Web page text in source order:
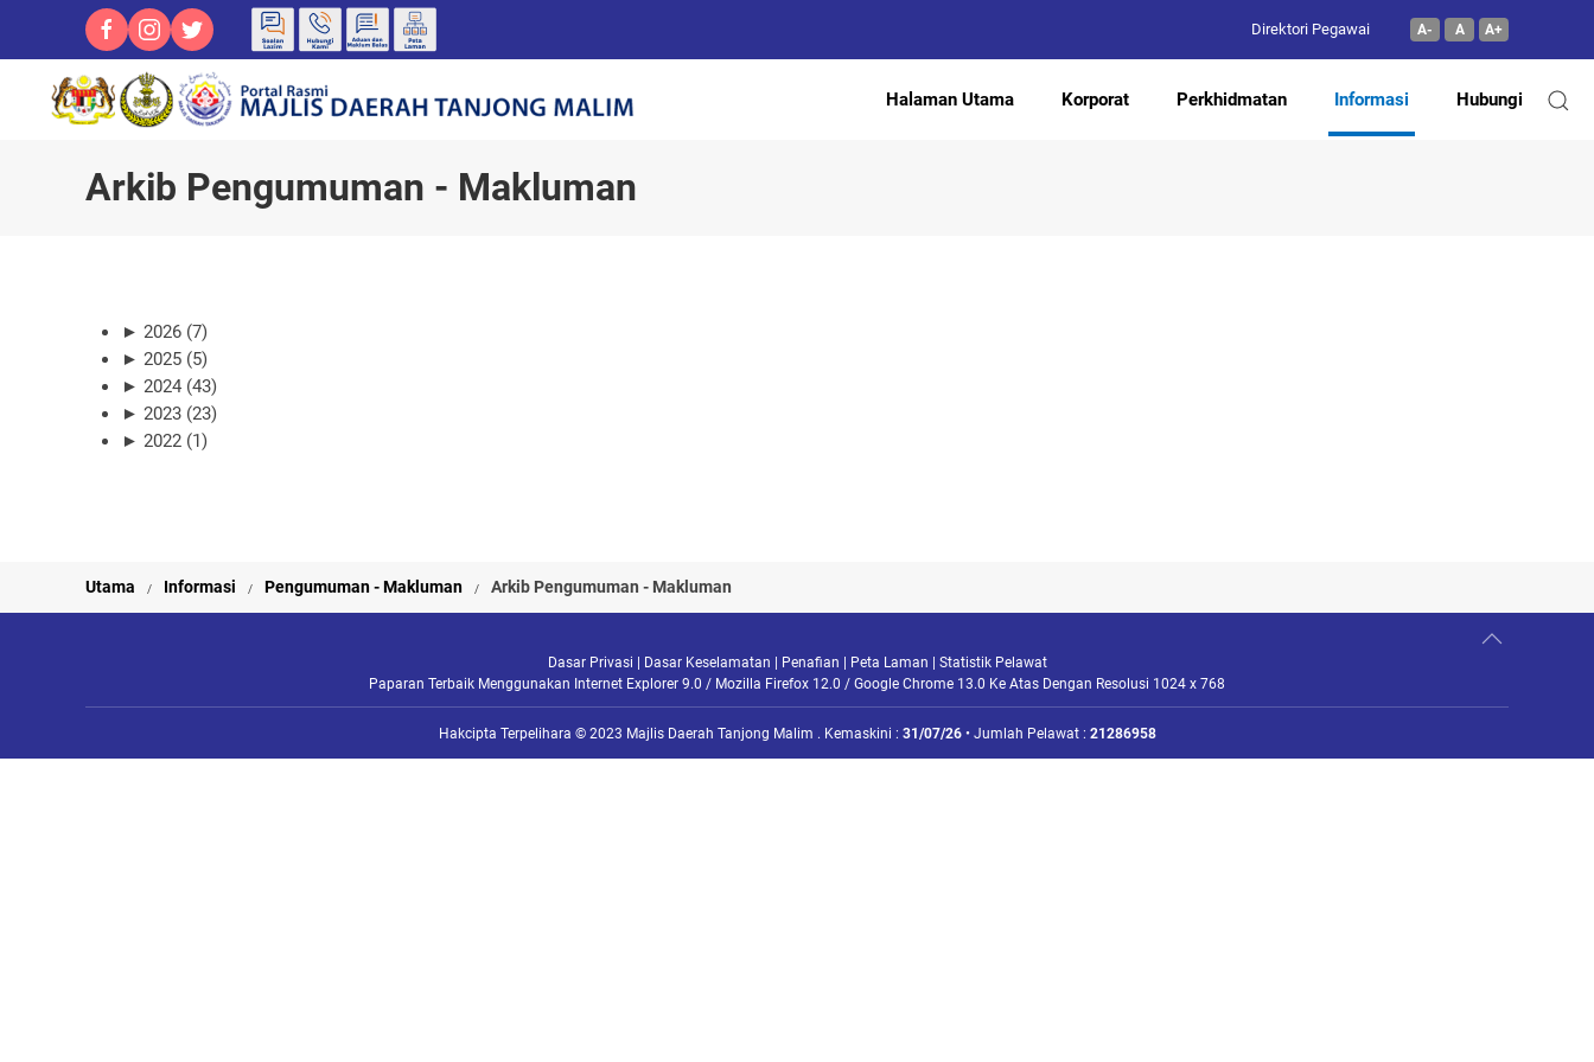
Direktori Pegawai A- A A+
Halaman Utama Korporat Perkhidmatan Informasi Hubungi
Arkib Pengumuman - Makluman
► 2026 (7)
► 2025 (5)
► 2024 (43)
► 2023 (23)
► 2022 (1)
Utama Informasi Pengumuman - Makluman Arkib Pengumuman - Makluman
Dasar Privasi Dasar Keselamatan Penafian Peta Laman
Statistik Pelawat
Paparan Terbaik Menggunakan Internet Explorer 9.0 / Mozilla Firefox 12.0 / Google Chrome 13.0 Ke Atas Dengan Resolusi 1024 x 768
Hakcipta Terpelihara © 2023 Majlis Daerah Tanjong Malim . Kemaskini : 31/07/26• Jumlah Pelawat : 21286958